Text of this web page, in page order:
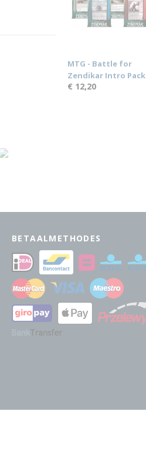
MTG - Battle for
Zendikar Intro Pack
€ 12,20
BETAALMETHODES